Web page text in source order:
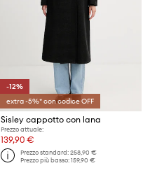
-12%
extra -5%* con codice OFF
Sisley cappotto con lana
Prezzo attuale:
139,90 €
Prezzo standard:258,90 €
Prezzo più basso:159,90 €